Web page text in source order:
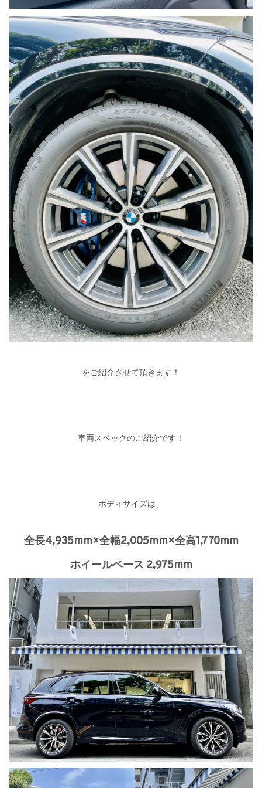
をご紹介させて頂きます！
車両スペックのご紹介です！
ボディサイズは、
全長4,935mm×全幅2,005mm×全高1,770mm
ホイールベース 2,975mm